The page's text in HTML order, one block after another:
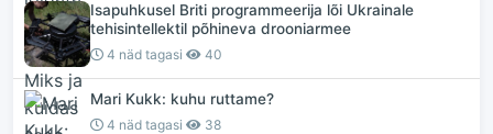
Isapuhkusel Briti programmeerija lõi Ukrainale
tehisintellektil põhineva drooniarmee
4 näd tagasi 40
Mari Kukk: kuhu ruttame?
4 näd tagasi 38